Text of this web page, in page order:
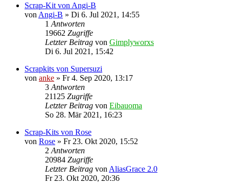
Scrap-Kit von Angi-B
von Angi-B » Di 6. Jul 2021, 14:55
1 Antworten
19662 Zugriffe
Letzter Beitrag von Gimplyworxs
Di 6. Jul 2021, 15:42
Scrapkits von Supersuzi
von anke » Fr 4. Sep 2020, 13:17
3 Antworten
21125 Zugriffe
Letzter Beitrag von Eibauoma
So 28. Mär 2021, 16:23
Scrap-Kits von Rose
von Rose » Fr 23. Okt 2020, 15:52
2 Antworten
20984 Zugriffe
Letzter Beitrag von AliasGrace 2.0
Fr 23. Okt 2020, 20:36